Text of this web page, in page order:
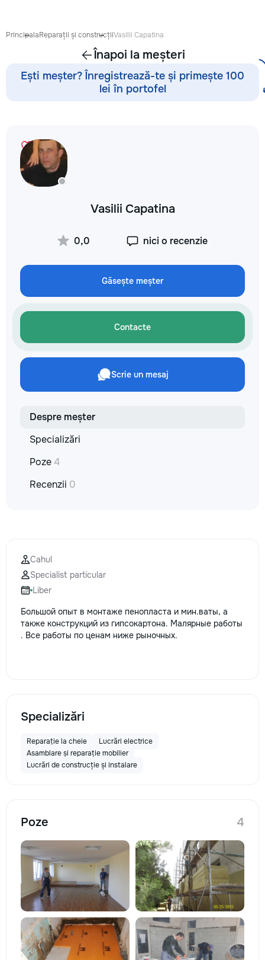
преподаватели
английскому
языку,
экзаменам и
✔ Обучение
PrincipalaReparații și construcțiiVasilii Capatina
Înapoi la meșteri
Ești meșter? Înregistrează-te și primește 100
lei în portofel
Vasilii Capatina
0,0 nici o recenzie
Găsește meșter
Contacte
Scrie un mesaj
Despre meșter
Specializări
Poze4
Recenzii 0
Cahul
Specialist particular
Liber
Большой опыт в монтаже пенопласта и мин.ваты, а
также конструкций из гипсокартона. Малярные работы
. Все работы по ценам ниже рыночных.
Specializări
Reparație la cheie
Lucrări electrice
Asamblare și reparație mobilier
Lucrări de construcție și instalare
Poze 4